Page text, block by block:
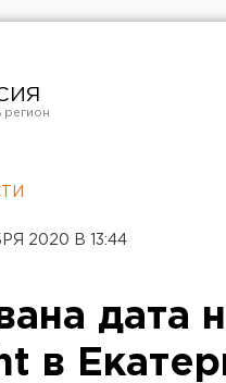
2020 В 13:44
дата
в